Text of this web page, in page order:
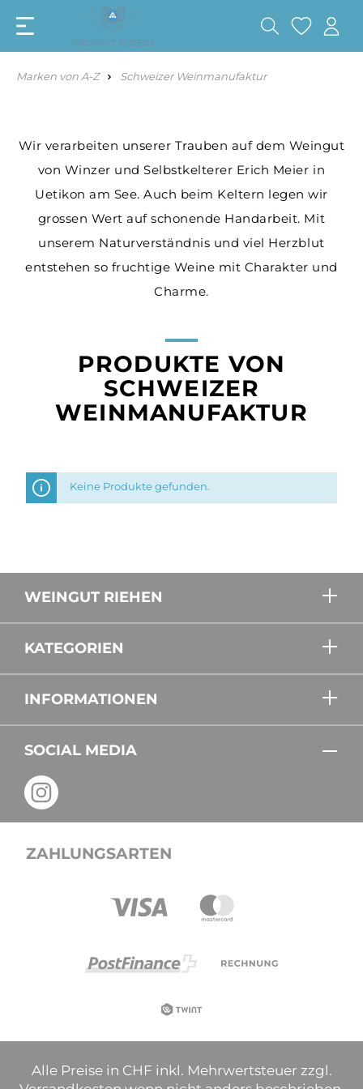
Marken von A-Z Schweizer Weinmanufaktur
Wir verarbeiten unserer Trauben auf dem Weingut
von Winzer und Selbstkelterer Erich Meier in
Uetikon am See. Auch beim Keltern legen wir
grossen Wert auf schonende Handarbeit. Mit
unserem Naturverständnis und viel Herzblut
entstehen so fruchtige Weine mit Charakter und
Charme.
PRODUKTE VON
SCHWEIZER
WEINMANUFAKTUR
Keine Produkte gefunden.
WEINGUT RIEHEN
KATEGORIEN
INFORMATIONEN
SOCIAL MEDIA
ZAHLUNGSARTEN
Alle Preise in CHF inkl. Mehrwertsteuer zzgl.